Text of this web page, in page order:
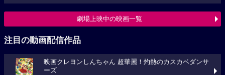
劇場上映中の映画一覧
注目の動画配信作品
映画クレヨンしんちゃん 超華麗！灼熱のカスカベダンサ
ーズ